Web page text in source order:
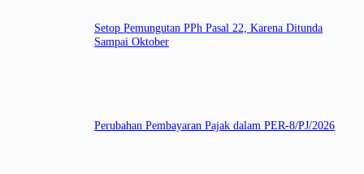
Setop Pemungutan PPh Pasal 22, Karena Ditunda
Sampai Oktober
Perubahan Pembayaran Pajak dalam PER-8/PJ/2026